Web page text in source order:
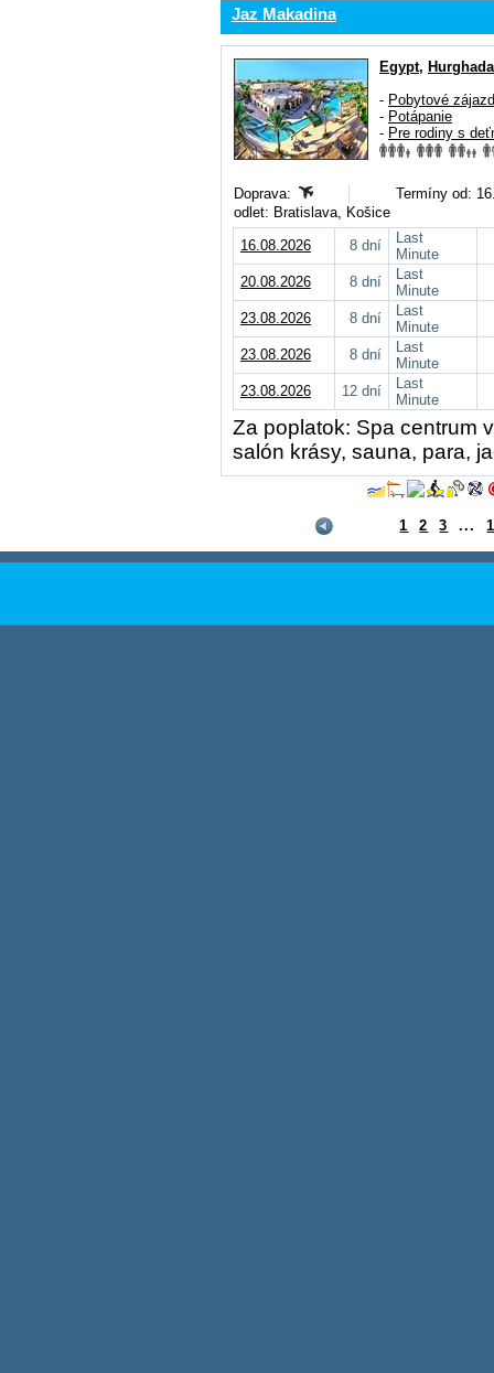
Jaz Makadina
Egypt, Hurghada
- Pobytové
- Potápanie
- Pre rodiny s
Doprava:
Termíny od:
odlet: Bratislava, Košice
16.08.2026
8 dní
Last
Minute
20.08.2026
8 dní
Last
Minute
23.08.2026
8 dní
Last
Minute
23.08.2026
8 dní
Last
Minute
23.08.2026
12 dní
Last
Minute
Za poplatok: Spa centrum
salón krásy, sauna, para,
1 2 3 ...